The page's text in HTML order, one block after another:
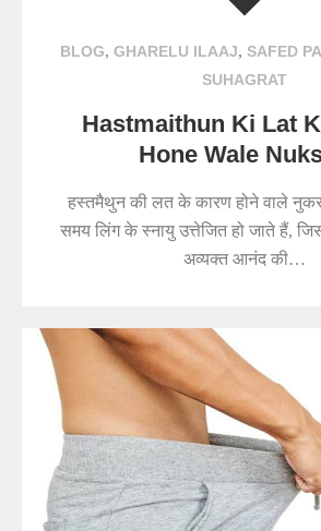
BLOG, GHARELU ILAAJ, SAFED
SUHAGRAT
Hastmaithun Ki Lat
Hone Wale
हस्तमैथुन की लत के कारण होने वाले
समय लिंग के स्नायु उत्तेजित हो जाते हैं,
अव्यक्त आनंद की…